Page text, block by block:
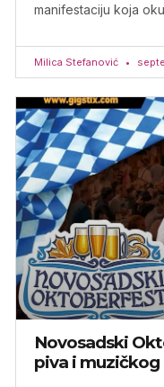
manifestaciju koja
Milica Stefanović
Novosadski
piva i